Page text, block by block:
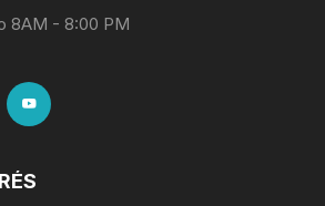
8AM - 8:00 PM